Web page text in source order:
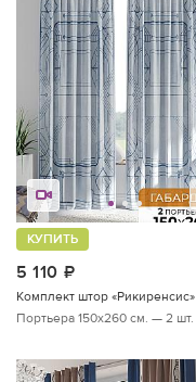
5 110
КУПИТЬ
Комплект штор «Рикиренсис»
Портьера 150х260 см. — 2 шт.